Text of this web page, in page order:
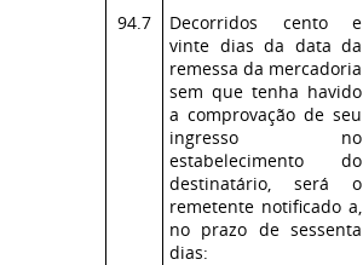
94.7
Decorridos cento e
vinte dias da data da
remessa da mercadoria
sem que tenha havido
a comprovação de seu
ingresso no
estabelecimento do
destinatário, será o
remetente notificado a,
no prazo de sessenta
dias: